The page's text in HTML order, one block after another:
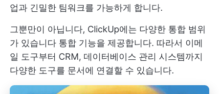
업과 긴밀한 팀워크를 가능하게 합니다.
그뿐만이 아닙니다, ClickUp에는 다양한 통합 범위
가 있습니다 통합 기능을 제공합니다. 따라서 이메
일 도구부터 CRM, 데이터베이스 관리 시스템까지
다양한 도구를 문서에 연결할 수 있습니다.